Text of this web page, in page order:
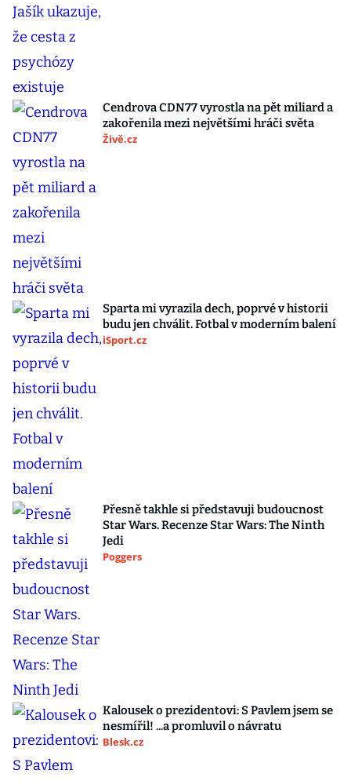
Cendrova CDN77 vyrostla na pět miliard a
zakořenila mezi největšími hráči světa
Živě.cz
Sparta mi vyrazila dech, poprvé v historii
budu jen chválit. Fotbal v moderním balení
iSport.cz
Přesně takhle si představuji budoucnost
Star Wars. Recenze Star Wars: The Ninth
Jedi
Poggers
Kalousek o prezidentovi: S Pavlem jsem se
nesmířil! ...a promluvil o návratu
Blesk.cz